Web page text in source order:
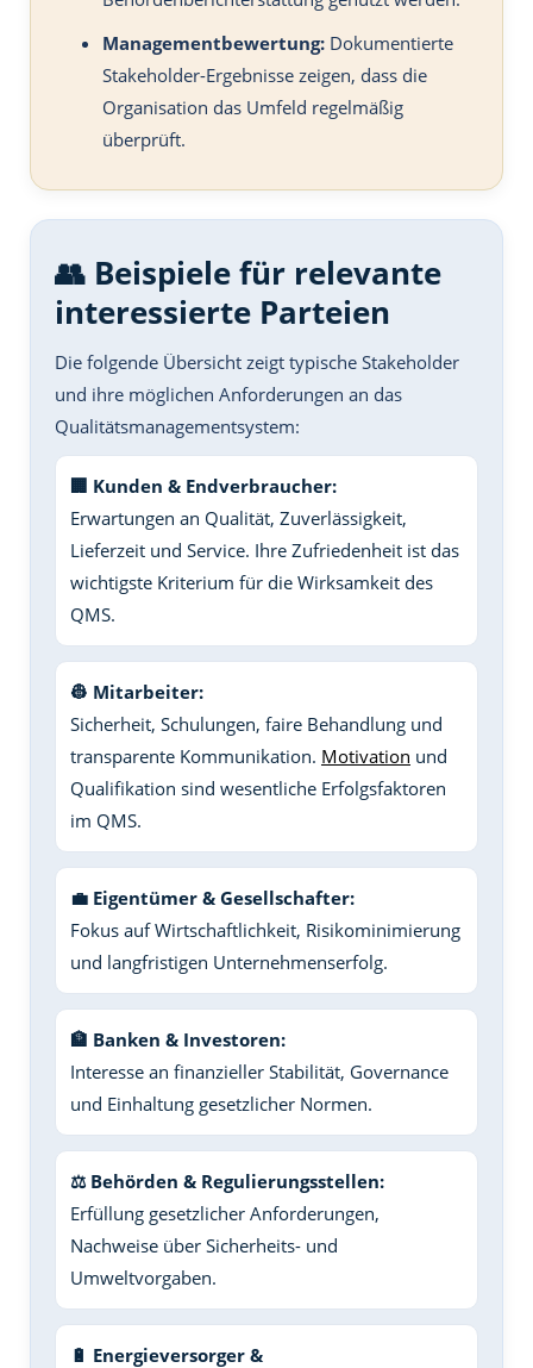
Managementbewertung: Dokumentierte
Stakeholder-Ergebnisse zeigen, dass die
Organisation das Umfeld regelmäßig
überprüft.
👥 Beispiele für relevante
interessierte Parteien
Die folgende Übersicht zeigt typische Stakeholder
und ihre möglichen Anforderungen an das
Qualitätsmanagementsystem:
🏢 Kunden & Endverbraucher:
Erwartungen an Qualität, Zuverlässigkeit,
Lieferzeit und Service. Ihre Zufriedenheit ist das
wichtigste Kriterium für die Wirksamkeit des
QMS.
👷 Mitarbeiter:
Sicherheit, Schulungen, faire Behandlung und
transparente Kommunikation. Motivation und
Qualifikation sind wesentliche Erfolgsfaktoren
im QMS.
💼 Eigentümer & Gesellschafter:
Fokus auf Wirtschaftlichkeit, Risikominimierung
und langfristigen Unternehmenserfolg.
🏦 Banken & Investoren:
Interesse an finanzieller Stabilität, Governance
und Einhaltung gesetzlicher Normen.
⚖️ Behörden & Regulierungsstellen:
Erfüllung gesetzlicher Anforderungen,
Nachweise über Sicherheits- und
Umweltvorgaben.
🔋 Energieversorger &